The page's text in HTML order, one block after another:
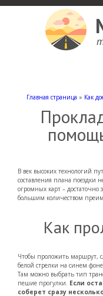
Главная страница » Как
В век высоких технологий
составления плана поездки
огромных карт – достаточно
большим количеством
Как
Чтобы проложить маршрут,
белой стрелки на синем
Там можно выбрать тип
пешие прогулки. Если
соберет сразу